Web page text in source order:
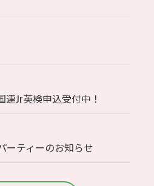
Jr英検申込受付中！
ーティーのお知らせ